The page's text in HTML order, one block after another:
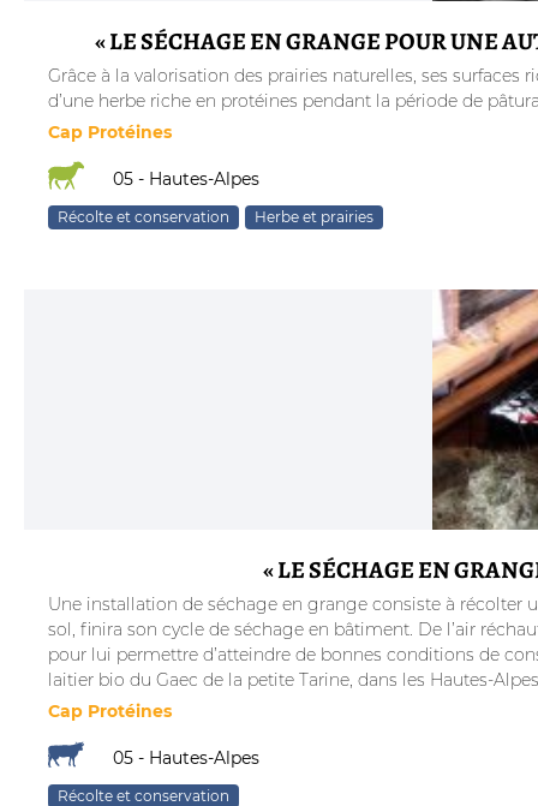
« LE SÉCHAGE EN GRANGE POUR UNE
Grâce à la valorisation des prairies naturelles, ses
d’une herbe riche en protéines pendant la période de
Cap Protéines
05 - Hautes-Alpes
Récolte et conservation Herbe et prairies
« LE SÉCHAGE EN
Une installation de séchage en grange consiste à récolter
sol, finira son cycle de séchage en bâtiment. De l’air
pour lui permettre d’atteindre de bonnes conditions de
laitier bio du Gaec de la petite Tarine, dans les Hautes-
Cap Protéines
05 - Hautes-Alpes
Récolte et conservation